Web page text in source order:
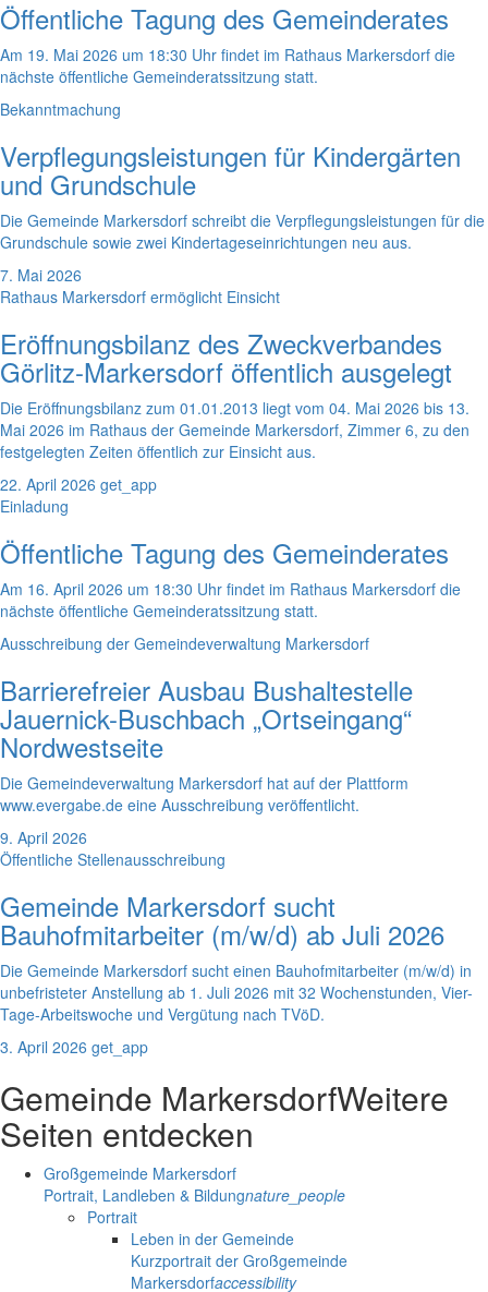
Öffentliche Tagung des Gemeinderates
Am 19. Mai 2026 um 18:30 Uhr findet im Rathaus Markersdorf die
nächste öffentliche Gemeinderatssitzung statt.
Bekanntmachung
Verpflegungsleistungen für Kindergärten
und Grundschule
Die Gemeinde Markersdorf schreibt die Verpflegungsleistungen für die
Grundschule sowie zwei Kindertageseinrichtungen neu aus.
7. Mai 2026
Rathaus Markersdorf ermöglicht Einsicht
Eröffnungsbilanz des Zweckverbandes
Görlitz-Markersdorf öffentlich ausgelegt
Die Eröffnungsbilanz zum 01.01.2013 liegt vom 04. Mai 2026 bis 13.
Mai 2026 im Rathaus der Gemeinde Markersdorf, Zimmer 6, zu den
festgelegten Zeiten öffentlich zur Einsicht aus.
22. April 2026 get_app
Einladung
Öffentliche Tagung des Gemeinderates
Am 16. April 2026 um 18:30 Uhr findet im Rathaus Markersdorf die
nächste öffentliche Gemeinderatssitzung statt.
Ausschreibung der Gemeindeverwaltung Markersdorf
Barrierefreier Ausbau Bushaltestelle
Jauernick-Buschbach „Ortseingang“
Nordwestseite
Die Gemeindeverwaltung Markersdorf hat auf der Plattform
www.evergabe.de eine Ausschreibung veröffentlicht.
9. April 2026
Öffentliche Stellenausschreibung
Gemeinde Markersdorf sucht
Bauhofmitarbeiter (m/w/d) ab Juli 2026
Die Gemeinde Markersdorf sucht einen Bauhofmitarbeiter (m/w/d) in
unbefristeter Anstellung ab 1. Juli 2026 mit 32 Wochenstunden, Vier-
Tage-Arbeitswoche und Vergütung nach TVöD.
3. April 2026 get_app
Gemeinde MarkersdorfWeitere
Seiten entdecken
Großgemeinde Markersdorf
Portrait, Landleben & Bildungnature_people
Portrait
Leben in der Gemeinde
Kurzportrait der Großgemeinde
Markersdorfaccessibility